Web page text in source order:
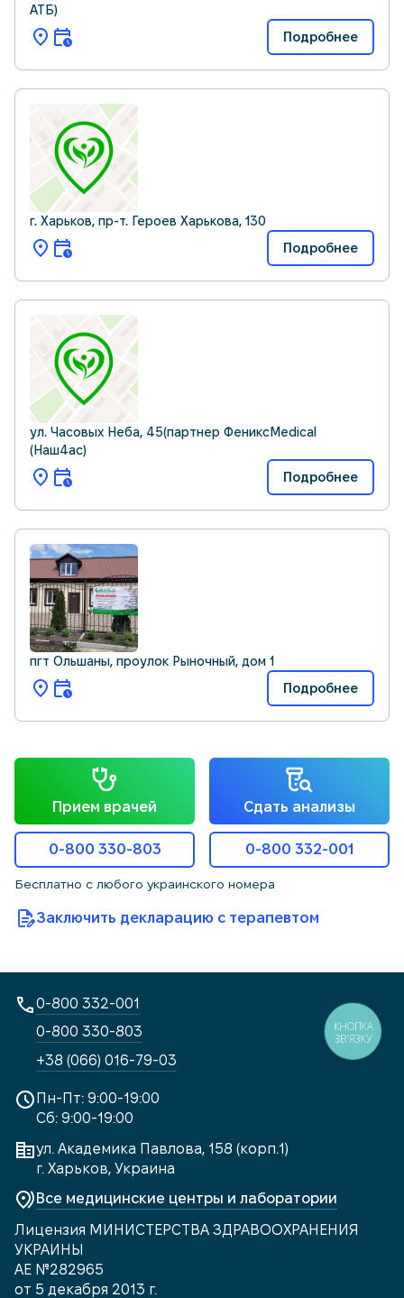
АТБ)
Подробнее
г. Харьков, пр-т. Героев Харькова, 130
Подробнее
ул. Часовых Неба, 45(партнер ФениксMedical
(Наш4ас)
Подробнее
пгт Ольшаны, проулок Рыночный, дом 1
Подробнее
Прием врачей Сдать анализы
0-800 330-803 0-800 332-001
Бесплатно с любого украинского номера
Заключить декларацию с терапевтом
Пн-Пт: 9:00-19:00
Сб: 9:00-19:00
ул. Академика Павлова, 158 (корп.1)
г. Харьков, Украина
Все медицинские центры и лаборатории
Лицензия МИНИСТЕРСТВА ЗДРАВООХРАНЕНИЯ
УКРАИНЫ
АЕ №282965
от 5 декабря 2013 г.
0-800 332-001
0-800 330-803
+38 (066) 016-79-03
КНОПКА
ЗВ'ЯЗКУ